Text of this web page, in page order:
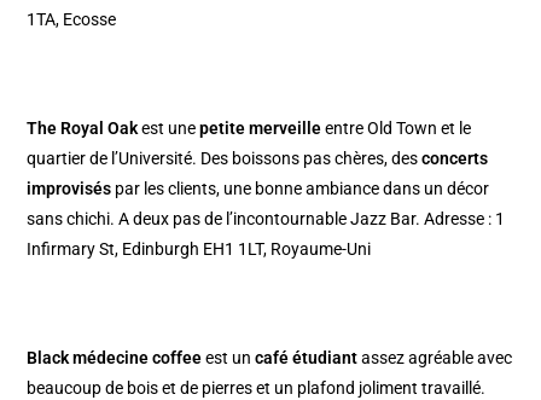
1TA, Ecosse
The Royal Oakest unepetite merveilleentre Old Town et le
quartier de l’Université. Des boissons pas chères, desconcerts
improvisés par les clients, une bonne ambiance dans un décor
sans chichi. A deux pas de l’incontournable Jazz Bar. Adresse : 1
Infirmary St, Edinburgh EH1 1LT, Royaume-Uni
Black médecine coffeeest uncafé étudiantassez agréable avec
beaucoup de bois et de pierres et un plafond joliment travaillé.